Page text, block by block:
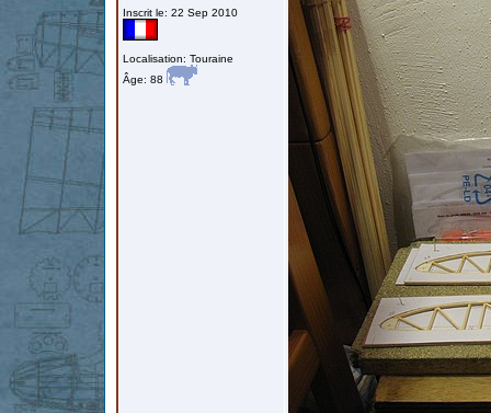
Inscrit le: 22 Sep 2010
Localisation: Touraine
Âge: 88